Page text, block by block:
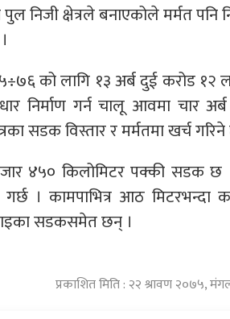
निजी क्षेत्रले बनाएकोले मर्मत पनि
को लागि १३ अर्ब दुई करोड १२
निर्माण गर्न चालू आवमा चार
सडक विस्तार र मर्मतमा खर्च
४५० किलोमिटर पक्की सडक
गर्छ । कामपाभित्र आठ
सडकसमेत छन् ।
प्रकाशित मिति : २२ श्रावण २०७५,